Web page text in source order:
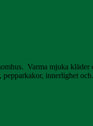
Varma mjuka
pepparkakor, innerlighet